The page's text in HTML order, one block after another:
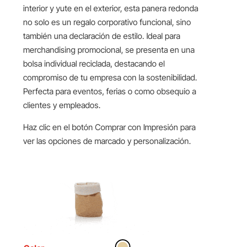
interior y yute en el exterior, esta panera redonda
no solo es un regalo corporativo funcional, sino
también una declaración de estilo. Ideal para
merchandising promocional, se presenta en una
bolsa individual reciclada, destacando el
compromiso de tu empresa con la sostenibilidad.
Perfecta para eventos, ferias o como obsequio a
clientes y empleados.
Haz clic en el botón Comprar con Impresión para
ver las opciones de marcado y personalización.